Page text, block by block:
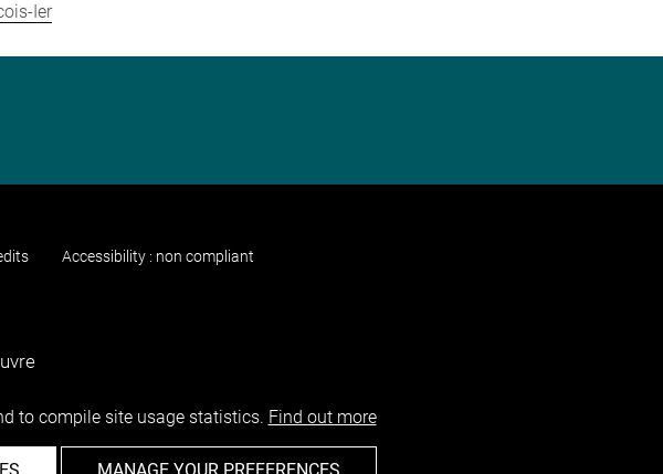
Ier
Accessibility : non compliant
to compile site usage statistics. Find out more